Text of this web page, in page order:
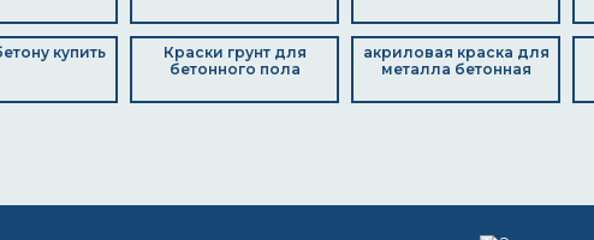
купить
Краски грунт для
бетонного пола
акриловая краска для
металла бетонная